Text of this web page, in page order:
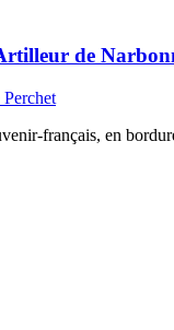
de
français, en